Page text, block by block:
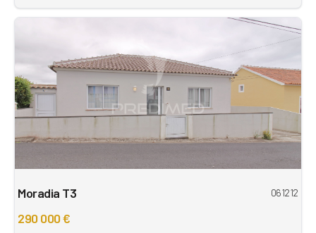
Moradia T3 061212
290 000 €